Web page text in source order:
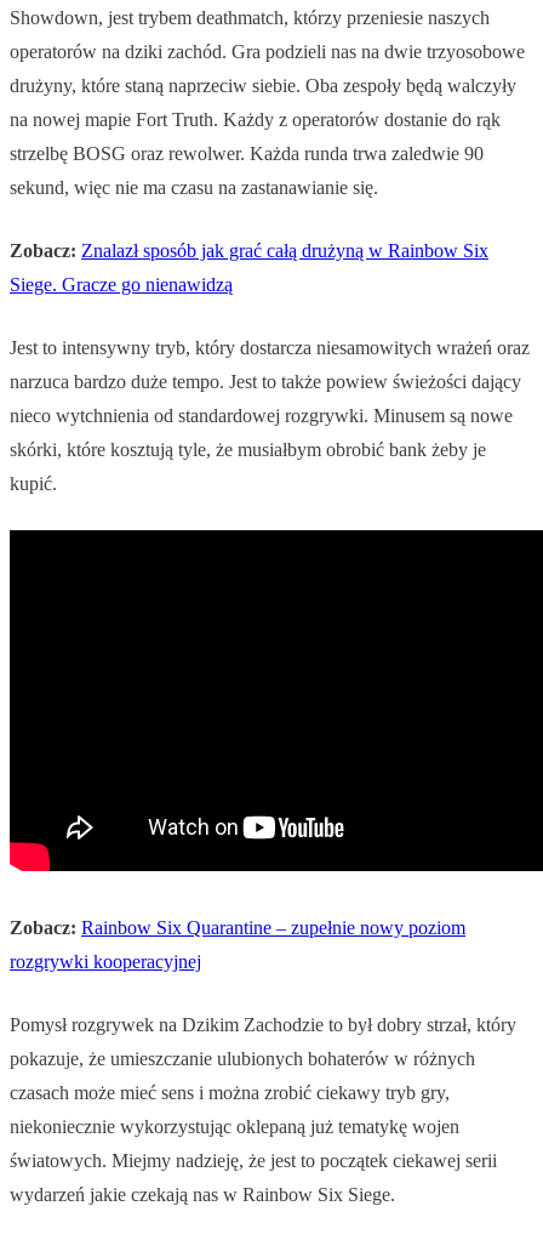
Showdown, jest trybem deathmatch, którzy przeniesie naszych
operatorów na dziki zachód. Gra podzieli nas na dwie trzyosobowe
drużyny, które staną naprzeciw siebie. Oba zespoły będą walczyły
na nowej mapie Fort Truth. Każdy z operatorów dostanie do rąk
strzelbę BOSG oraz rewolwer. Każda runda trwa zaledwie 90
sekund, więc nie ma czasu na zastanawianie się.
Zobacz: Znalazł sposób jak grać całą drużyną w Rainbow Six
Siege. Gracze go nienawidzą
Jest to intensywny tryb, który dostarcza niesamowitych wrażeń oraz
narzuca bardzo duże tempo. Jest to także powiew świeżości dający
nieco wytchnienia od standardowej rozgrywki. Minusem są nowe
skórki, które kosztują tyle, że musiałbym obrobić bank żeby je
kupić.
Zobacz: Rainbow Six Quarantine – zupełnie nowy poziom
rozgrywki kooperacyjnej
Pomysł rozgrywek na Dzikim Zachodzie to był dobry strzał, który
pokazuje, że umieszczanie ulubionych bohaterów w różnych
czasach może mieć sens i można zrobić ciekawy tryb gry,
niekoniecznie wykorzystując oklepaną już tematykę wojen
światowych. Miejmy nadzieję, że jest to początek ciekawej serii
wydarzeń jakie czekają nas w Rainbow Six Siege.